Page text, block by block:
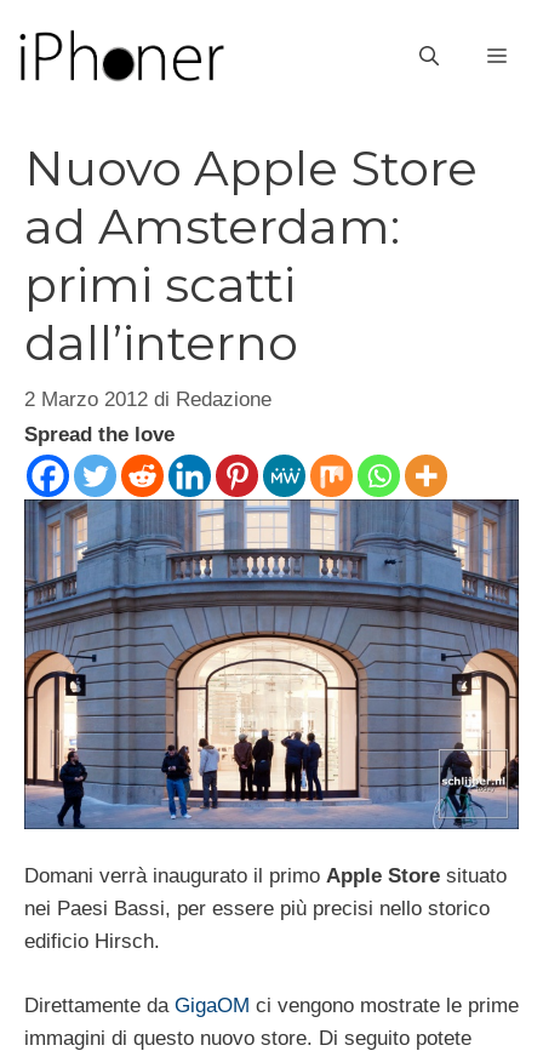
contenuto
Nuovo Apple Store
ad Amsterdam:
primi scatti
dall’interno
2 Marzo 2012 di Redazione
Spread the love
Domani verrà inaugurato il primo Apple Store situato
nei Paesi Bassi, per essere più precisi nello storico
edificio Hirsch.
Direttamente da GigaOM ci vengono mostrate le prime
immagini di questo nuovo store. Di seguito potete